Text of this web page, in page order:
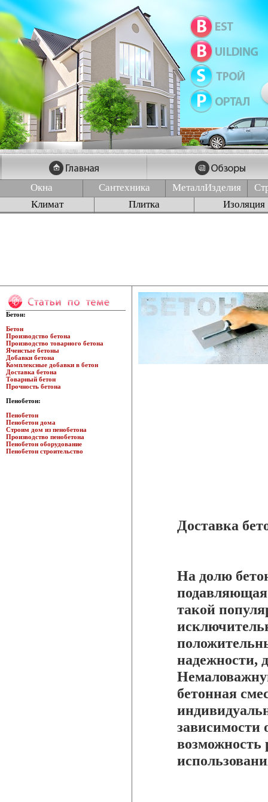
Окна Сантехника МеталлИзделия
Климат
Плитка Изоляция
Бетон:
Бетон
Производство бетона
Производство товарного бетона
Ячеистые бетоны
Добавки бетона
Комплексные добавки в бетон
Доставка бетона
Товарный бетон
Прочность бетона
Пенобетон:
Пенобетон
Пенобетон дома
Строим дом из пенобетона
Производство пенобетона
Пенобетон оборудование
Пенобетон строительство
Доставка
На долю
подавляющая
такой
надежности,
бетонная
зависимости
возможность